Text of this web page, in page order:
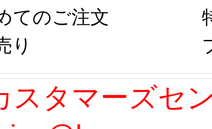
てのご注文
り
スタマーズセ